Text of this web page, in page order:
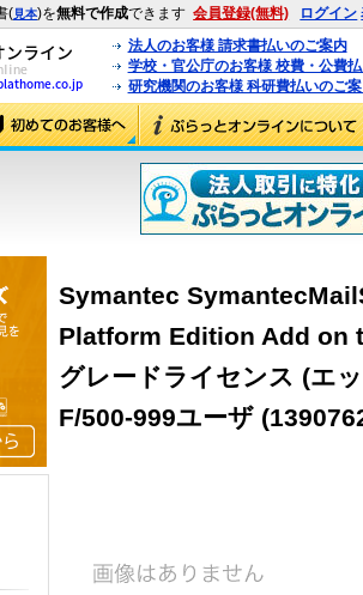
(見本)を無料で作成できます 会員登録(無料) ログイン
法人のお客様 請求書払いのご案内
学校・官公庁のお客様 校費・公費
研究機関のお客様 科研費払いのご
Symantec
Platform Edition Add on
グレードライセンス (エ
F/500-999ユーザ